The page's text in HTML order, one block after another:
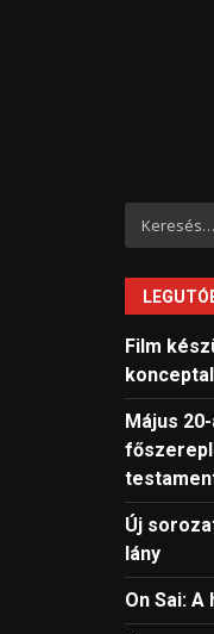
Keresés:
Film
Május
Új
lány
On Sai: